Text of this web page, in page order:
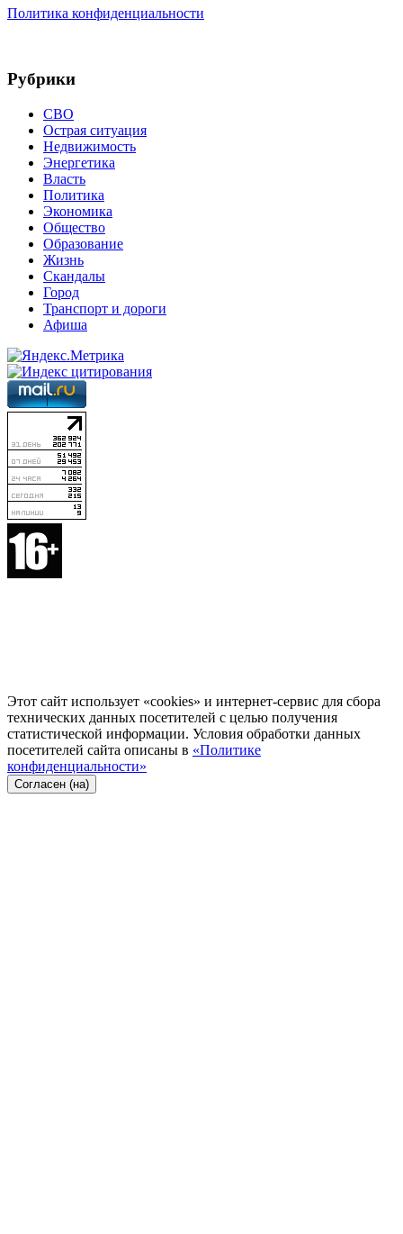
Политика конфиденциальности
Рубрики
СВО
Острая ситуация
Недвижимость
Энергетика
Власть
Политика
Экономика
Общество
Образование
Жизнь
Скандалы
Город
Транспорт и дороги
Афиша
Этот сайт использует «cookies» и интернет-сервис для сбора
технических данных посетителей с целью получения
статистической информации. Условия обработки данных
посетителей сайта описаны в «Политике
конфиденциальности»
Согласен (на)